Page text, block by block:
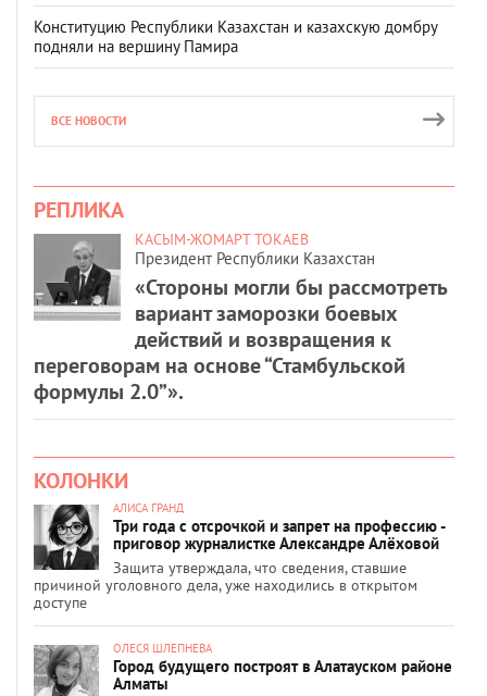
Конституцию Республики Казахстан и казахскую домбру
подняли на вершину Памира
ВСЕ НОВОСТИ
РЕПЛИКА
КАСЫМ-ЖОМАРТ ТОКАЕВ
Президент Республики Казахстан
«Стороны могли бы рассмотреть
вариант заморозки боевых
действий и возвращения к
переговорам на основе “Стамбульской
формулы 2.0”».
КОЛОНКИ
АЛИСА ГРАНД
Три года с отсрочкой и запрет на профессию -
приговор журналистке Александре Алёховой
Защита утверждала, что сведения, ставшие
причиной уголовного дела, уже находились в открытом
доступе
ОЛЕСЯ ШЛЕПНЕВА
Город будущего построят в Алатауском районе
Алматы